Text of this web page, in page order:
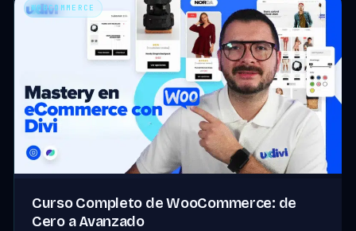
WOOCOMMERCE
Curso Completo de WooCommerce: de
Cero a Avanzado